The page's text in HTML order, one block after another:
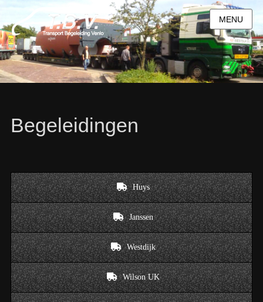
MENU
Begeleidingen
Huys
Janssen
Westdijk
Wilson UK